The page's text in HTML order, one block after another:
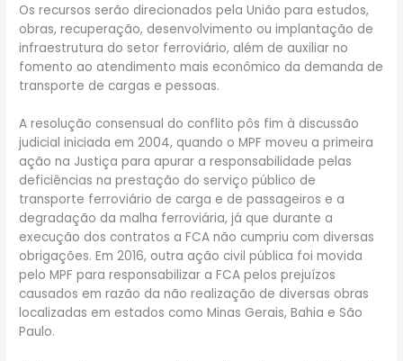
Os recursos serão direcionados pela União para estudos,
obras, recuperação, desenvolvimento ou implantação de
infraestrutura do setor ferroviário, além de auxiliar no
fomento ao atendimento mais econômico da demanda de
transporte de cargas e pessoas.
A resolução consensual do conflito pôs fim à discussão
judicial iniciada em 2004, quando o MPF moveu a primeira
ação na Justiça para apurar a responsabilidade pelas
deficiências na prestação do serviço público de
transporte ferroviário de carga e de passageiros e a
degradação da malha ferroviária, já que durante a
execução dos contratos a FCA não cumpriu com diversas
obrigações. Em 2016, outra ação civil pública foi movida
pelo MPF para responsabilizar a FCA pelos prejuízos
causados em razão da não realização de diversas obras
localizadas em estados como Minas Gerais, Bahia e São
Paulo.